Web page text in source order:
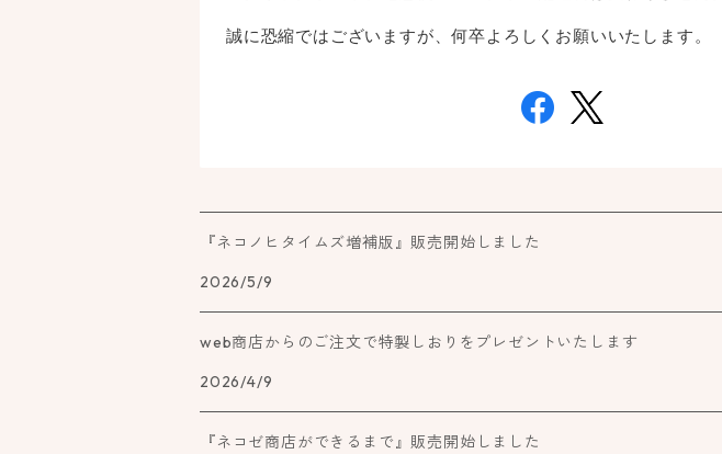
誠に恐縮ではございますが、何卒よろしくお願いいたします。
『ネコノヒタイムズ増補版』販売開始しました
2026/5/9
web商店からのご注文で特製しおりをプレゼントいたします
2026/4/9
『ネコゼ商店ができるまで』販売開始しました